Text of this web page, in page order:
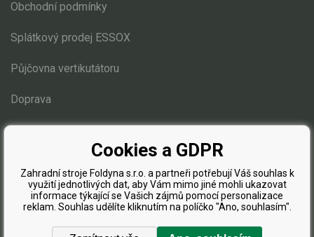
Obchodní podmínky
Splátkový prodej ESSOX
Půjčovna vertikutátoru
Doprava
Blog
Cookies a GDPR
Zahradní stroje Foldyna s.r.o. a partneři potřebují Váš souhlas k
využití jednotlivých dat, aby Vám mimo jiné mohli ukazovat
informace týkající se Vašich zájmů pomocí personalizace
reklam. Souhlas udělíte kliknutím na políčko "Ano, souhlasím".